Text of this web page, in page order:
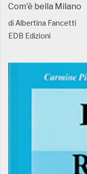
Com'è bella Milano
di Albertina Fancetti
EDB Edizioni